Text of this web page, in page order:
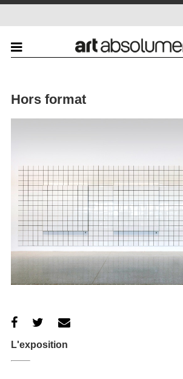
Hors format
L'exposition